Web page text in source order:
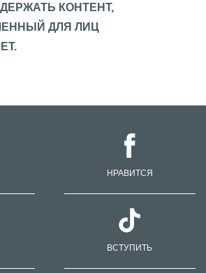
КОНТЕНТ,
ДЛЯ ЛИЦ
НРАВИТСЯ
ВСТУПИТЬ